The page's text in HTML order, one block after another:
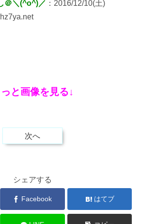
＠＼(^o^)／ ：2016/12/10(土)
っと画像を見る↓
次へ
シェアする
Facebook はてブ